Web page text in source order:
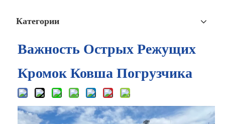
Категории
Важность Острых Режущих
Кромок Ковша Погрузчика